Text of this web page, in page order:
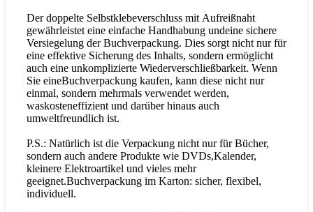
Der doppelte Selbstklebeverschluss mit Aufreißnaht
gewährleistet eine einfache Handhabung undeine sichere
Versiegelung der Buchverpackung. Dies sorgt nicht nur für
eine effektive Sicherung des Inhalts, sondern ermöglicht
auch eine unkomplizierte Wiederverschließbarkeit. Wenn
Sie eineBuchverpackung kaufen, kann diese nicht nur
einmal, sondern mehrmals verwendet werden,
waskosteneffizient und darüber hinaus auch
umweltfreundlich ist.
P.S.: Natürlich ist die Verpackung nicht nur für Bücher,
sondern auch andere Produkte wie DVDs,Kalender,
kleinere Elektroartikel und vieles mehr
geeignet.Buchverpackung im Karton: sicher, flexibel,
individuell.